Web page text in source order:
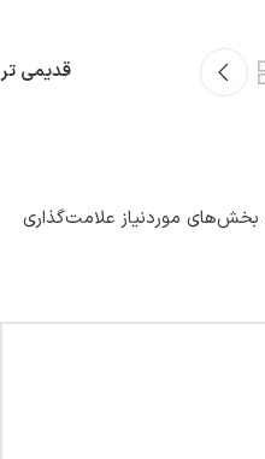
قدیمی تر
بخش‌های موردنیاز علامت‌گذاری